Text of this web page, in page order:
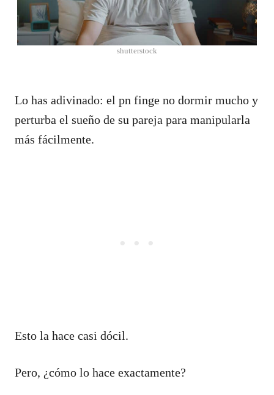
shutterstock
Lo has adivinado: el pn finge no dormir mucho y
perturba el sueño de su pareja para manipularla
más fácilmente.
Esto la hace casi dócil.
Pero, ¿cómo lo hace exactamente?